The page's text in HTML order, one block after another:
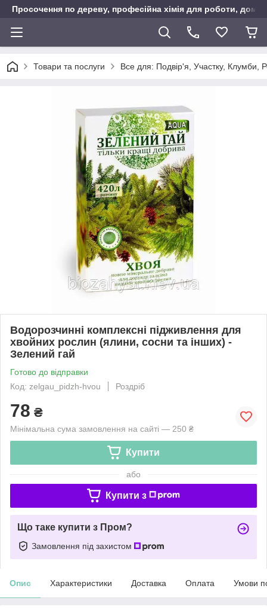
Просочення по дереву, професійна хімія для роботи,
Товари та послуги Все для: Подвір'я, Участку, Клумби,
Водорозчинні комплексні підживлення для
хвойних рослин (ялини, сосни та інших) -
Зелений гай
Готово до відправки
Код: zelgau_pidzh-hvou
Роздріб
78 ₴
Мінімальна сума замовлення на сайті — 250 ₴
Купити
або
Купити з
Що таке купити з Пром?
Замовлення під захистом
Опис Характеристики Доставка Оплата Умови